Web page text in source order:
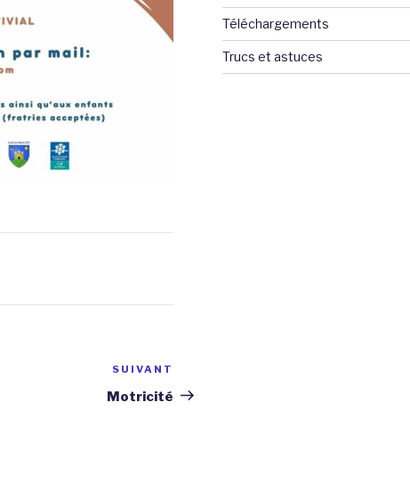
suivant
SUIVANT
Motricité
Téléchargements
Trucs et astuces